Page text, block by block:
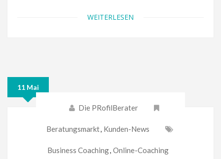
WEITERLESEN
11 Mai
Die PRofilBerater
Beratungsmarkt, Kunden-News
Business Coaching, Online-Coaching